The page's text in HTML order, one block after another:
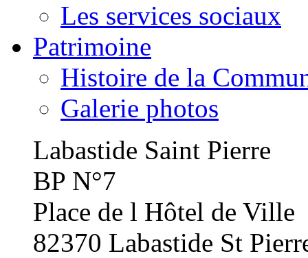
Les services sociaux
Patrimoine
Histoire de la
Galerie photos
Labastide Saint Pierre
BP N°7
Place de l Hôtel de Ville
82370 Labastide St